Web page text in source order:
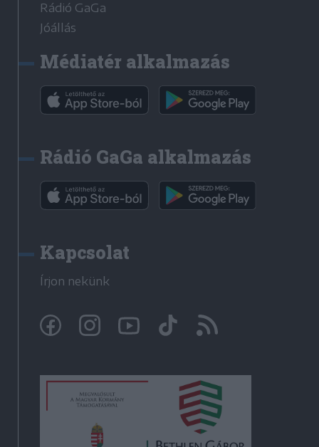
Rádió GaGa
Jóállás
Médiatér alkalmazás
Rádió GaGa alkalmazás
Kapcsolat
Írjon nekünk